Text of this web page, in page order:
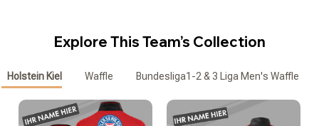
Explore This Team’s Collection
Holstein Kiel Waffle Bundesliga1-2 & 3 Liga Men's Waffle